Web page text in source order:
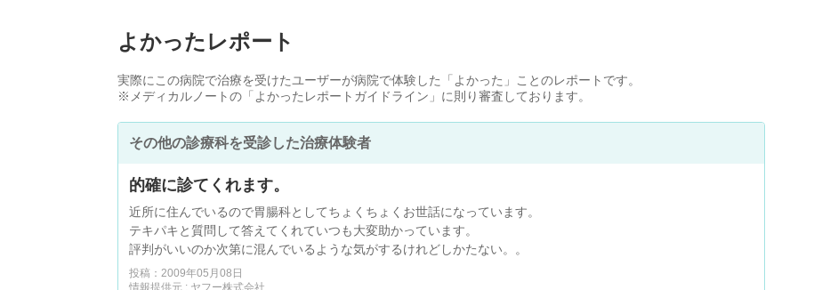
よかったレポート
実際にこの病院で治療を受けたユーザーが病院で体験した「よかった」ことのレポートです。
※メディカルノートの「よかったレポートガイドライン」に則り審査しております。
その他の診療科を受診した治療体験者
的確に診てくれます。
近所に住んでいるので胃腸科としてちょくちょくお世話になっています。
テキパキと質問して答えてくれていつも大変助かっています。
評判がいいのか次第に混んでいるような気がするけれどしかたない。。
投稿：2009年05月08日
情報提供元 : ヤフー株式会社